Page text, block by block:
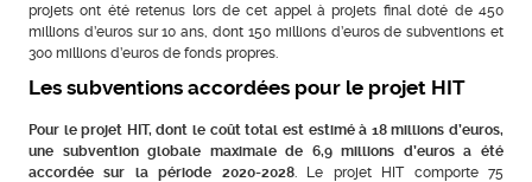
projets ont été retenus lors de cet appel à projets final doté de 450
millions d’euros sur 10 ans, dont 150 millions d’euros de subventions et
300 millions d’euros de fonds propres.
Les subventions accordées pour le projet HIT
Pour le projet HIT, dont le coût total est estimé à 18 millions d’euros,
une subvention globale maximale de 6,9 millions d’euros a été
accordée sur la période 2020-2028. Le projet HIT comporte 75